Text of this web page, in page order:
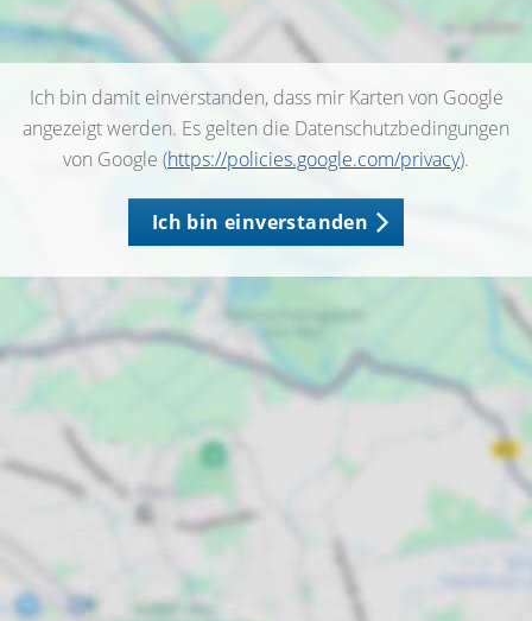
Ich bin damit einverstanden, dass mir Karten von Google
angezeigt werden. Es gelten die Datenschutzbedingungen
von Google (https://policies.google.com/privacy).
Ich bin einverstanden